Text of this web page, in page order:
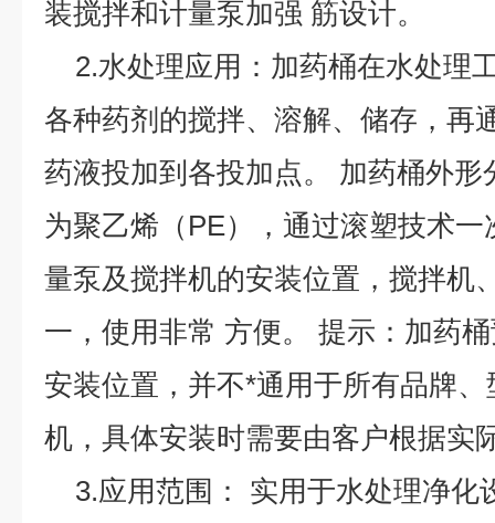
装搅拌和计量泵加强 筋设计。
2.水处理应用：加药桶在水处理
各种药剂的搅拌、溶解、储存，再
药液投加到各投加点。 加药桶外
为聚乙烯（PE），通过滚塑技术
量泵及搅拌机的安装位置，搅拌机
一，使用非常 方便。 提示：加药
安装位置，并不*通用于所有品牌
机，具体安装时需要由客户根据实
3.应用范围： 实用于水处理净化